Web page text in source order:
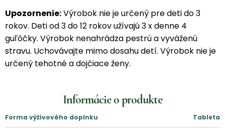
Upozornenie:Výrobok nie je určený pre deti do 3
rokov. Deti od 3 do 12 rokov užívajú 3 x denne 4
guľôčky. Výrobok nenahrádza pestrú a vyváženú
stravu. Uchovávajte mimo dosahu detí. Výrobok nie je
určený tehotné a dojčiace ženy.
Informácie o produkte
Forma výživového doplnku Tableta